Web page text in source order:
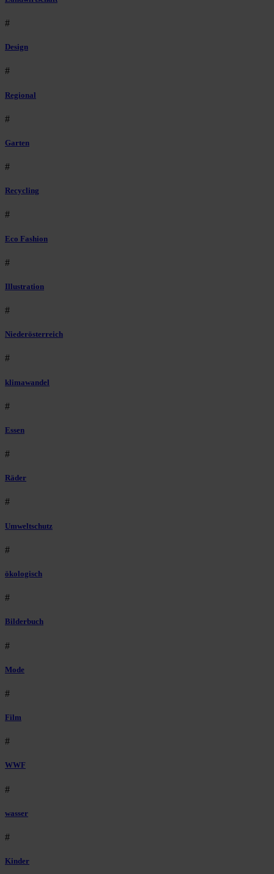
#
Design
#
Regional
#
Garten
#
Recycling
#
Eco Fashion
#
Illustration
#
Niederösterreich
#
klimawandel
#
Essen
#
Räder
#
Umweltschutz
#
ökologisch
#
Bilderbuch
#
Mode
#
Film
#
WWF
#
wasser
#
Kinder